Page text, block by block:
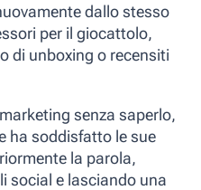
dallo stesso
per il giocattolo,
di unboxing o recensiti
senza saperlo,
ha soddisfatto le sue
la parola,
social e lasciando una